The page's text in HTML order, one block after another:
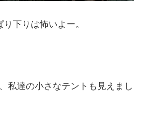
り下りは怖いよー。
私達の小さなテントも見えまし